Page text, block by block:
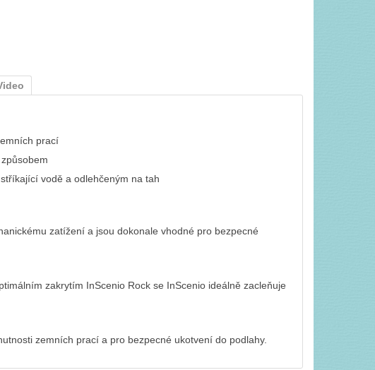
prací
vodě a odlehčeným na tah
zatížení a jsou dokonale vhodné pro bezpecné
zakrytím InScenio Rock se InScenio ideálně zacleňuje
zemních prací a pro bezpecné ukotvení do podlahy.